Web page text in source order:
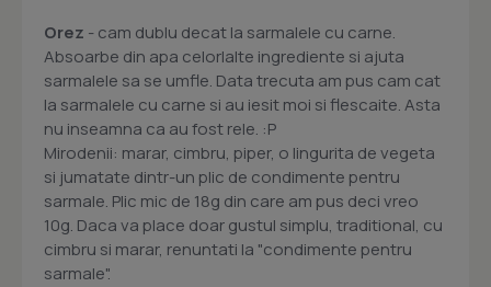
Orez - cam dublu decat la sarmalele cu carne.
Absoarbe din apa celorlalte ingrediente si ajuta
sarmalele sa se umfle. Data trecuta am pus cam cat
la sarmalele cu carne si au iesit moi si flescaite. Asta
nu inseamna ca au fost rele. :P
Mirodenii: marar, cimbru, piper, o lingurita de vegeta
si jumatate dintr-un plic de condimente pentru
sarmale. Plic mic de 18g din care am pus deci vreo
10g. Daca va place doar gustul simplu, traditional, cu
cimbru si marar, renuntati la "condimente pentru
sarmale".